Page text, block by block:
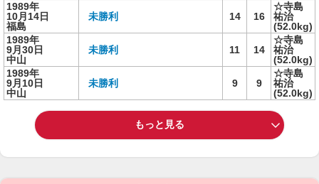
1989年
10月14日
福島
未勝利 14 16
☆寺島
祐治
(52.0kg)
1989年
9月30日
中山
未勝利 11 14
☆寺島
祐治
(52.0kg)
1989年
9月10日
中山
未勝利 9 9
☆寺島
祐治
(52.0kg)
もっと見る